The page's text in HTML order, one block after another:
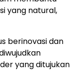
yang natural,
berinovasi dan
yang ditujukan